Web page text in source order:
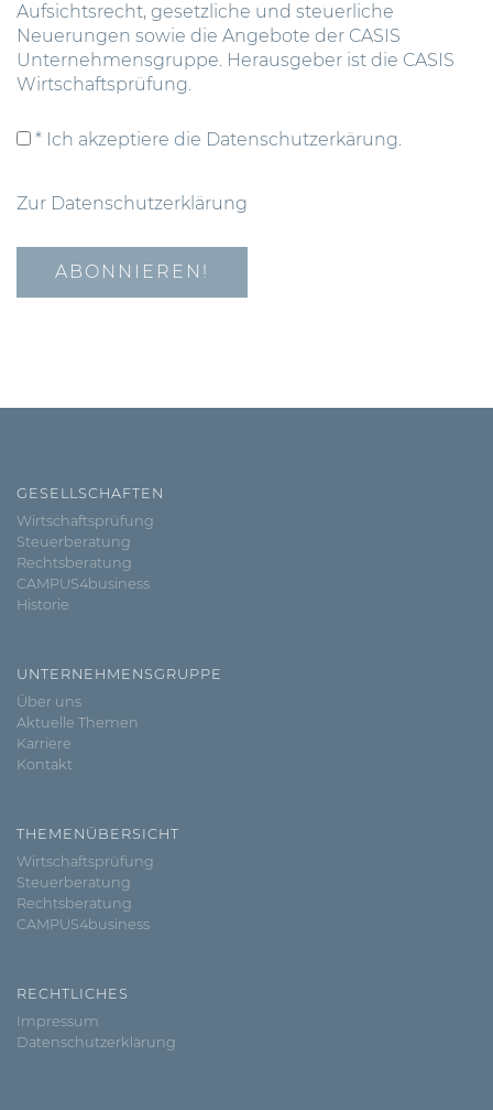
Aufsichtsrecht, gesetzliche und steuerliche
Neuerungen sowie die Angebote der CASIS
Unternehmensgruppe. Herausgeber ist die CASIS
Wirtschaftsprüfung.
* Ich akzeptiere die Datenschutzerkärung.
Zur Datenschutzerklärung
GESELLSCHAFTEN
Wirtschaftsprüfung
Steuerberatung
Rechtsberatung
CAMPUS4business
Historie
UNTERNEHMENSGRUPPE
Über uns
Aktuelle Themen
Karriere
Kontakt
THEMENÜBERSICHT
Wirtschaftsprüfung
Steuerberatung
Rechtsberatung
CAMPUS4business
RECHTLICHES
Impressum
Datenschutzerklärung